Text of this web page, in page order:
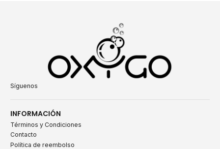
Síguenos
INFORMACIÓN
Términos y Condiciones
Contacto
Política de reembolso